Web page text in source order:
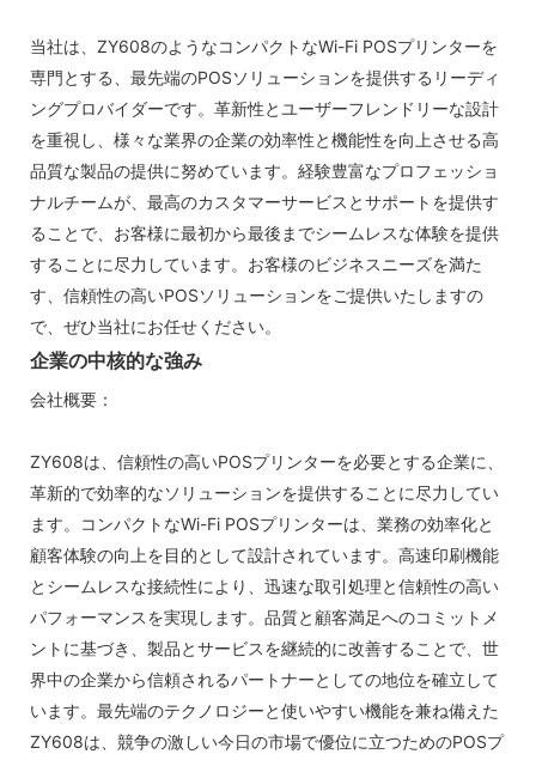
当社は、ZY608のようなコンパクトなWi-Fi POSプリンターを
専門とする、最先端のPOSソリューションを提供するリーディ
ングプロバイダーです。革新性とユーザーフレンドリーな設計
を重視し、様々な業界の企業の効率性と機能性を向上させる高
品質な製品の提供に努めています。経験豊富なプロフェッショ
ナルチームが、最高のカスタマーサービスとサポートを提供す
ることで、お客様に最初から最後までシームレスな体験を提供
することに尽力しています。お客様のビジネスニーズを満た
す、信頼性の高いPOSソリューションをご提供いたしますの
で、ぜひ当社にお任せください。
企業の中核的な強み
会社概要：
ZY608は、信頼性の高いPOSプリンターを必要とする企業に、
革新的で効率的なソリューションを提供することに尽力してい
ます。コンパクトなWi-Fi POSプリンターは、業務の効率化と
顧客体験の向上を目的として設計されています。高速印刷機能
とシームレスな接続性により、迅速な取引処理と信頼性の高い
パフォーマンスを実現します。品質と顧客満足へのコミットメ
ントに基づき、製品とサービスを継続的に改善することで、世
界中の企業から信頼されるパートナーとしての地位を確立して
います。最先端のテクノロジーと使いやすい機能を兼ね備えた
ZY608は、競争の激しい今日の市場で優位に立つためのPOSプ